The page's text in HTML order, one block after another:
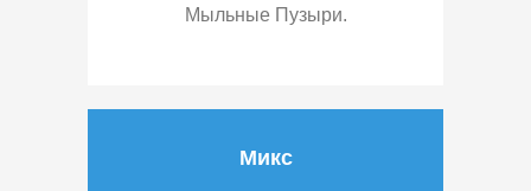
Мыльные Пузыри.
Микс